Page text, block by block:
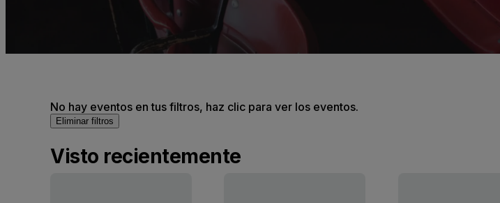
No hay eventos en tus filtros, haz clic para ver los eventos.
Eliminar filtros
Visto recientemente